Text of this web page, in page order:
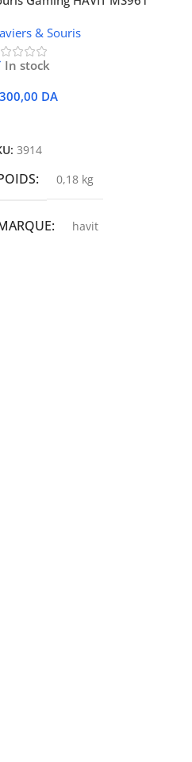
& Souris
In stock
DA
3914
0,18 kg
havit